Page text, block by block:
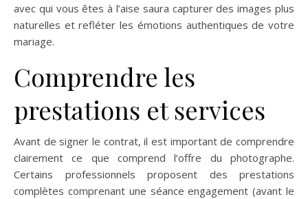
avec qui vous êtes à l’aise saura capturer des images plus
naturelles et refléter les émotions authentiques de votre
mariage.
Comprendre les
prestations et services
Avant de signer le contrat, il est important de comprendre
clairement ce que comprend l’offre du photographe.
Certains professionnels proposent des prestations
complètes comprenant une séance engagement (avant le